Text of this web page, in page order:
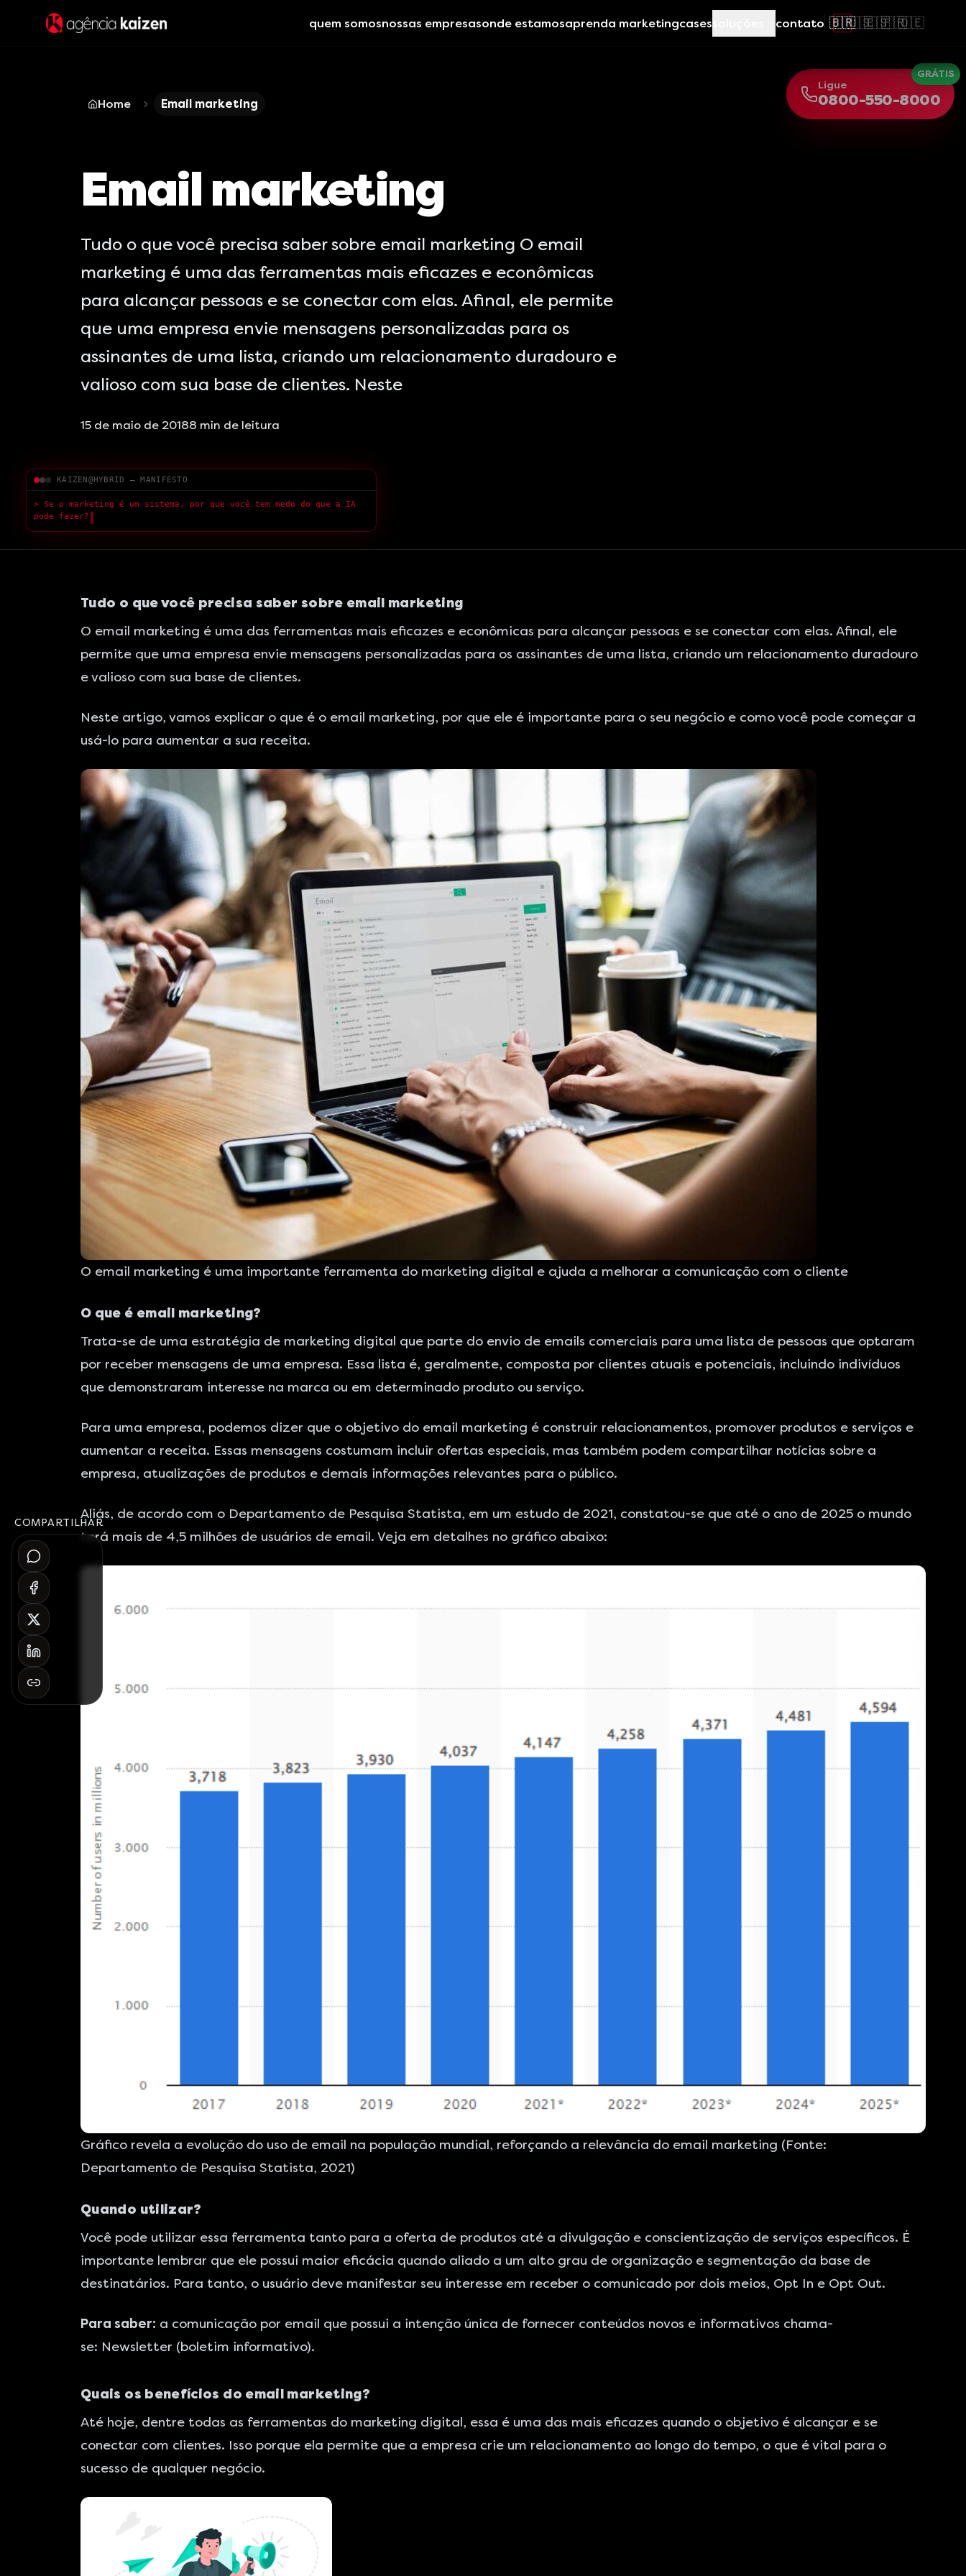
quem somosnossas empresasonde estamosaprenda marketingcases contato 🇧🇷🇺🇸🇪🇸🇫🇷🇩🇪
COMPARTILHAR
Home Email marketing
Email marketing
Tudo o que você precisa saber sobre email marketing O email
marketing é uma das ferramentas mais eficazes e econômicas
para alcançar pessoas e se conectar com elas. Afinal, ele permite
que uma empresa envie mensagens personalizadas para os
assinantes de uma lista, criando um relacionamento duradouro e
valioso com sua base de clientes. Neste
15 de maio de 20188 min de leitura
KAIZEN@HYBRID — MANIFESTO
> Medo da IA é
Tudo o que você precisa saber sobre email marketing
O email marketing é uma das ferramentas mais eficazes e econômicas para alcançar pessoas e se conectar com elas. Afinal, ele
permite que uma empresa envie mensagens personalizadas para os assinantes de uma lista, criando um relacionamento duradouro
e valioso com sua base de clientes.
Neste artigo, vamos explicar o que é o email marketing, por que ele é importante para o seu negócio e como você pode começar a
usá-lo para aumentar a sua receita.
O email marketing é uma importante ferramenta do marketing digital e ajuda a melhorar a comunicação com o cliente
O que é email marketing?
Trata-se de uma estratégia de marketing digital que parte do envio de emails comerciais para uma lista de pessoas que optaram
por receber mensagens de uma empresa. Essa lista é, geralmente, composta por clientes atuais e potenciais, incluindo indivíduos
que demonstraram interesse na marca ou em determinado produto ou serviço.
Para uma empresa, podemos dizer que o objetivo do email marketing é construir relacionamentos, promover produtos e serviços e
aumentar a receita. Essas mensagens costumam incluir ofertas especiais, mas também podem compartilhar notícias sobre a
empresa, atualizações de produtos e demais informações relevantes para o público.
Aliás, de acordo com o Departamento de Pesquisa Statista, em um estudo de 2021, constatou-se que até o ano de 2025 o mundo
terá mais de 4,5 milhões de usuários de email. Veja em detalhes no gráfico abaixo:
Gráfico revela a evolução do uso de email na população mundial, reforçando a relevância do email marketing (Fonte:
Departamento de Pesquisa Statista, 2021)
Quando utilizar?
Você pode utilizar essa ferramenta tanto para a oferta de produtos até a divulgação e conscientização de serviços específicos. É
importante lembrar que ele possui maior eficácia quando aliado a um alto grau de organização e segmentação da base de
destinatários. Para tanto, o usuário deve manifestar seu interesse em receber o comunicado por dois meios, Opt In e Opt Out.
Para saber: a comunicação por email que possui a intenção única de fornecer conteúdos novos e informativos chama-
se: Newsletter (boletim informativo).
Quais os benefícios do email marketing?
Até hoje, dentre todas as ferramentas do marketing digital, essa é uma das mais eficazes quando o objetivo é alcançar e se
conectar com clientes. Isso porque ela permite que a empresa crie um relacionamento ao longo do tempo, o que é vital para o
sucesso de qualquer negócio.
Ligue
0800-550-8000
GRÁTIS